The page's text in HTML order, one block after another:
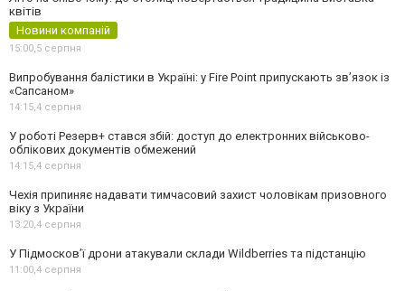
квітів
Новини компаній
15:00,5 серпня
Випробування балістики в Україні: у Fire Point припускають зв’язок із
«Сапсаном»
14:15,4 серпня
У роботі Резерв+ стався збій: доступ до електронних військово-
облікових документів обмежений
14:15,4 серпня
Чехія припиняє надавати тимчасовий захист чоловікам призовного
віку з України
13:20,4 серпня
У Підмосков’ї дрони атакували склади Wildberries та підстанцію
11:00,4 серпня